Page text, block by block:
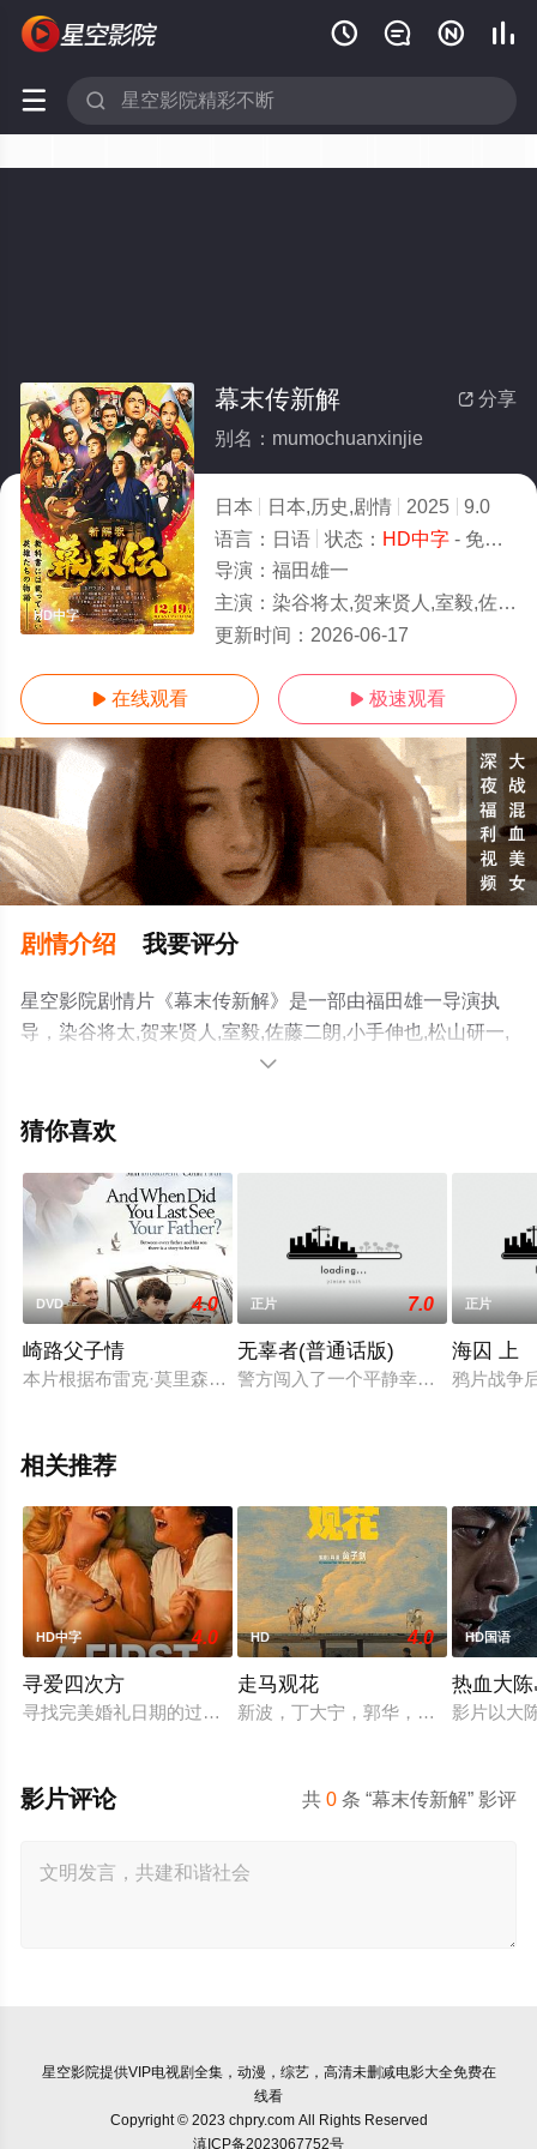
   
 
HD中字
 分享
幕末传新解
别名：mumochuanxinjie
日本 日本,历史,剧情 2025
9.0
语言： 日语 状态： HD中字- 免费在线播放
导演： 福田雄一
主演： 染谷将太,贺来贤人,室毅,佐藤二朗,小手伸也,松山研一,矢本悠马,市村正亲,广濑爱丽丝,渡部笃郎,胜地凉,岩田刚典,山田孝之,高桥克实,山下美月,仓悠
更新时间： 2026-06-17
 在线观看  极速观看
剧情介绍 我要评分
星空影院剧情片《幕末传新解》是一部由福田雄一导演执
导，染谷将太,贺来贤人,室毅,佐藤二朗,小手伸也,松山研一,
矢本悠马,市村正亲,广濑爱丽丝,渡部笃郎,胜地凉,岩田刚典,
电影，手机免费观看高清无删减完整版电影大全就上星空
网等平台了解。

猜你喜欢
DVD 4.0
崎路父子情
本片根据布雷克·莫里森同名小说改编，由曾拍摄《她比烟花寂
正片 7.0
无辜者(普通话版)
警方闯入了一个平静幸福一家人的生
正片
海囚 上
鸦片战争
相关推荐
HD中字 4.0
寻爱四次方
寻找完美婚礼日期的过程，扎拉经历了一连串的冒险——并走向
HD 4.0
走马观花
新波，丁大宁，郭华，程一木他们毕
HD国语
热血大
影片以大
共0 条 “幕末传新解” 影评
影片评论
星空影院提供VIP电视剧全集，动漫，综艺，高清未删减电影大全免费在
线看
Copyright © 2023 chpry.com All Rights Reserved
滇ICP备2023067752号